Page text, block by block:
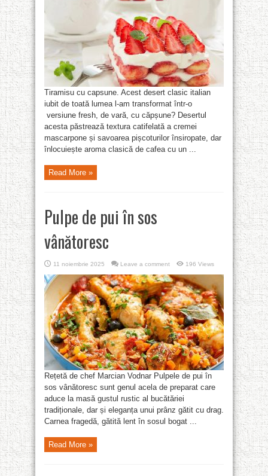
Tiramisu cu capsune. Acest desert clasic italian
iubit de toată lumea l-am transformat într-o
versiune fresh, de vară, cu căpșune? Desertul
acesta păstrează textura catifelată a cremei
mascarpone și savoarea pișcoturilor însiropate, dar
înlocuiește aroma clasică de cafea cu un ...
Read More »
Pulpe de pui în sos
vânătoresc
11 noiembrie 2025 Leave a comment 196 Views
Rețetă de chef Marcian Vodnar Pulpele de pui în
sos vânătoresc sunt genul acela de preparat care
aduce la masă gustul rustic al bucătăriei
tradiționale, dar și eleganța unui prânz gătit cu drag.
Carnea fragedă, gătită lent în sosul bogat ...
Read More »